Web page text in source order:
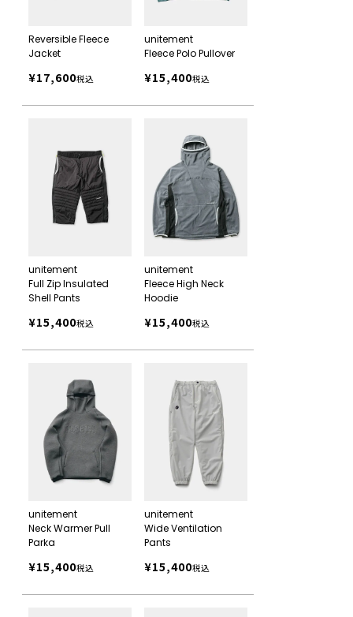
Reversible Fleece
Jacket
¥17,600税込
unitement
Fleece Polo Pullover
¥15,400税込
unitement
Full Zip Insulated
Shell Pants
¥15,400税込
unitement
Fleece High Neck
Hoodie
¥15,400税込
unitement
Neck Warmer Pull
Parka
¥15,400税込
unitement
Wide Ventilation
Pants
¥15,400税込